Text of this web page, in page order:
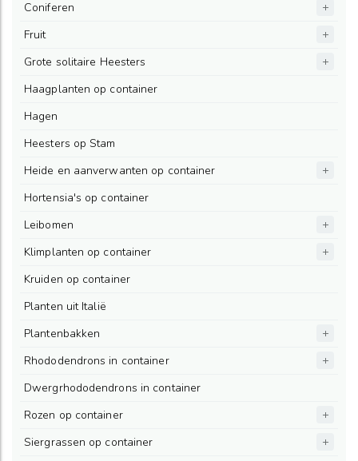
Coniferen
Fruit
Grote solitaire Heesters
Haagplanten op container
Hagen
Heesters op Stam
Heide en aanverwanten op container
Hortensia's op container
Leibomen
Klimplanten op container
Kruiden op container
Planten uit Italië
Plantenbakken
Rhododendrons in container
Dwergrhododendrons in container
Rozen op container
Siergrassen op container